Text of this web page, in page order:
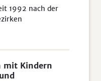
1992 nach der
mit Kindern